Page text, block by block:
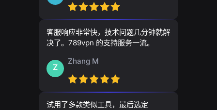
客服响应非常快，技术问题几分钟就解
决了。789vpn 的支持服务一流。
Z
Zhang M
试用了多款类似工具，最后选定